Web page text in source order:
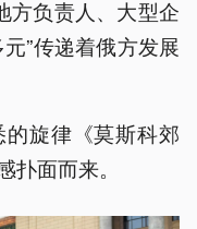
方负责人、大型企
”传递着俄方发展
旋律《莫斯科郊
面而来。